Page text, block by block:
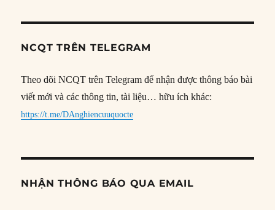
NCQT TRÊN TELEGRAM
Theo dõi NCQT trên Telegram để nhận được thông báo bài
viết mới và các thông tin, tài liệu… hữu ích khác:
https://t.me/DAnghiencuuquocte
NHẬN THÔNG BÁO QUA EMAIL